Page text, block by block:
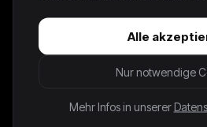
Alle
Nur notwendige
Mehr Infos in unserer